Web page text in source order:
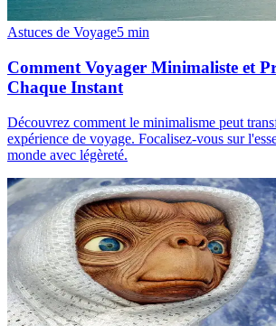
Astuces de Voyage5 min
Comment Voyager Minimaliste et
Chaque Instant
Découvrez comment le minimalisme peut
expérience de voyage. Focalisez-vous sur
monde avec légèreté.